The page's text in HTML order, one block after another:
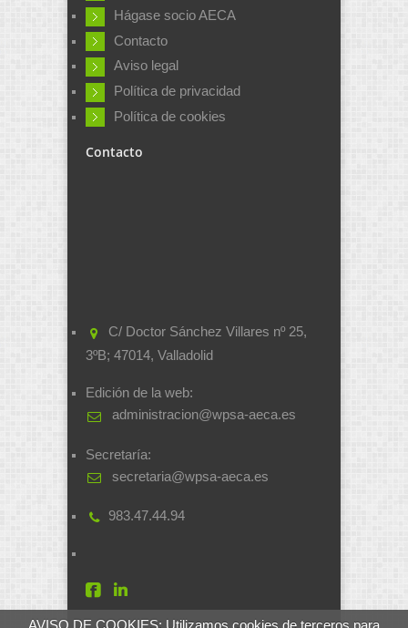
Hágase socio AECA
Contacto
Aviso legal
Política de privacidad
Política de cookies
Contacto
C/ Doctor Sánchez Villares nº 25,
3ºB; 47014, Valladolid
Edición de la web:
administracion@wpsa-aeca.es
Secretaría:
secretaria@wpsa-aeca.es
983.47.44.94